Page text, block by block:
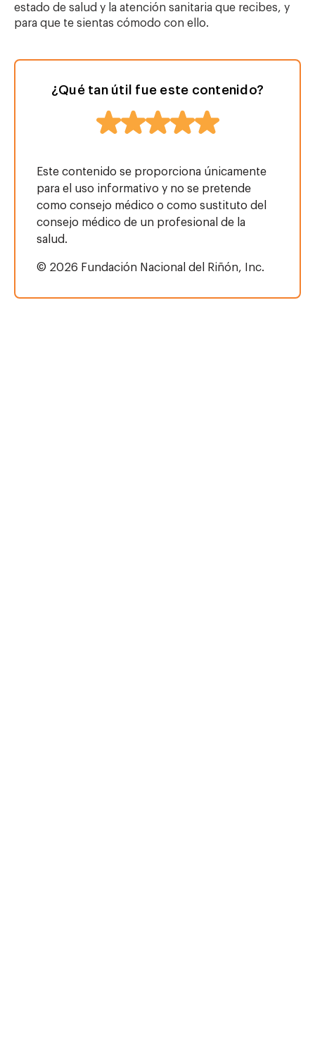
estado de salud y la atención sanitaria que recibes, y
para que te sientas cómodo con ello.
¿Qué tan útil fue este contenido?
Este contenido se proporciona únicamente
para el uso informativo y no se pretende
como consejo médico o como sustituto del
consejo médico de un profesional de la
salud.
© 2026 Fundación Nacional del Riñón, Inc.